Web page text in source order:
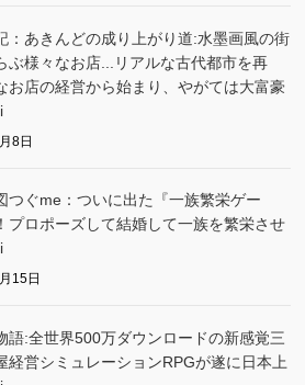
：あきんどの成り上がり道:水墨画風の街
ぶ様々なお店...リアルな古代都市を再
お店の経営から始まり、やがては大富豪
8日
つぐme：ついに出た『一族繁栄ゲー
プロポーズして結婚して一族を繁栄させ
15日
語:全世界500万ダウンロードの新感覚三
経営シミュレーションRPGが遂に日本上